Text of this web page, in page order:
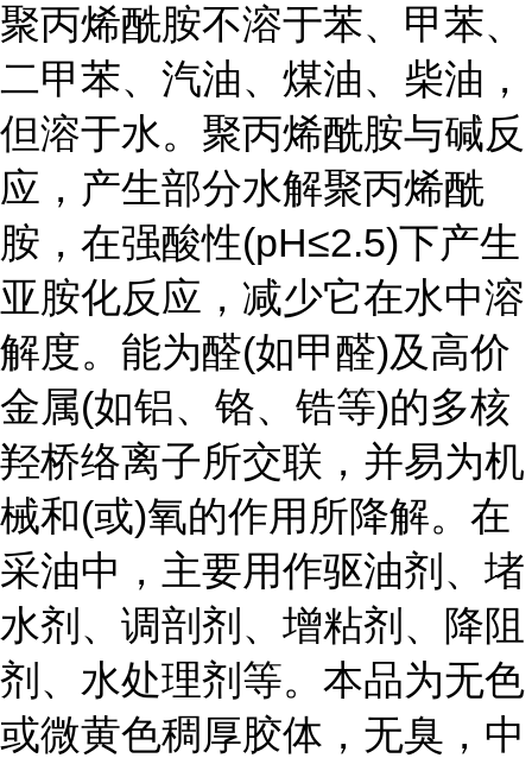
聚丙烯酰胺不溶于苯、甲苯、
二甲苯、汽油、煤油、柴油，
但溶于水。聚丙烯酰胺与碱反
应，产生部分水解聚丙烯酰
胺，在强酸性(pH≤2.5)下产生
亚胺化反应，减少它在水中溶
解度。能为醛(如甲醛)及高价
金属(如铝、铬、锆等)的多核
羟桥络离子所交联，并易为机
械和(或)氧的作用所降解。在
采油中，主要用作驱油剂、堵
水剂、调剖剂、增粘剂、降阻
剂、水处理剂等。本品为无色
或微黄色稠厚胶体，无臭，中